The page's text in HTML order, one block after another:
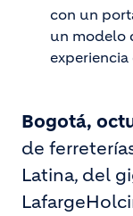
con un
un modelo
Bogotá,
de
Latina, del